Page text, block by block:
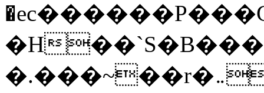
�H
�.���~��r�޼�}�܅�mؕWu���K}